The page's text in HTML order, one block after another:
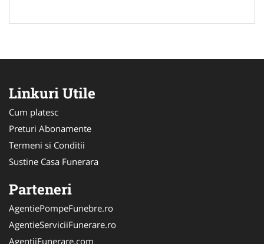
Linkuri Utile
Cum platesc
Preturi Abonamente
Termeni si Conditii
Sustine Casa Funerara
Parteneri
AgentiePompeFunebre.ro
AgentieServiciiFunerare.ro
AgentiiFunerare.com